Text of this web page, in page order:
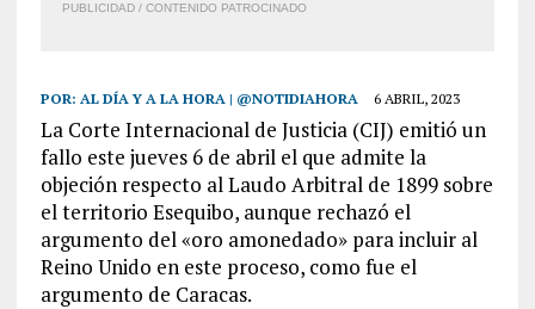
PUBLICIDAD / CONTENIDO PATROCINADO
POR: AL DÍA Y A LA HORA | @NOTIDIAHORA 6 ABRIL, 2023
La Corte Internacional de Justicia (CIJ) emitió un
fallo este jueves 6 de abril el que admite la
objeción respecto al Laudo Arbitral de 1899 sobre
el territorio Esequibo, aunque rechazó el
argumento del «oro amonedado» para incluir al
Reino Unido en este proceso, como fue el
argumento de Caracas.